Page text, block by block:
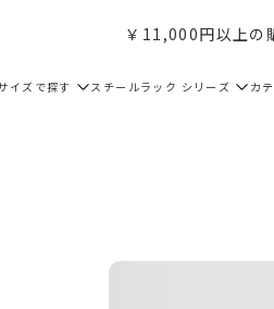
￥11,000円以上の
イズで探す スチールラック シリーズ カ